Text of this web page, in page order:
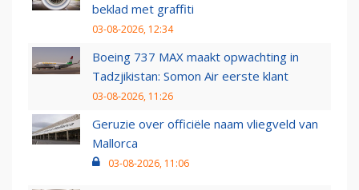
beklad met graffiti
03-08-2026, 12:34
Boeing 737 MAX maakt opwachting in
Tadzjikistan: Somon Air eerste klant
03-08-2026, 11:26
Geruzie over officiële naam vliegveld van
Mallorca
03-08-2026, 11:06